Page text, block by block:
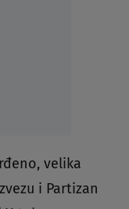
velika
i Partizan